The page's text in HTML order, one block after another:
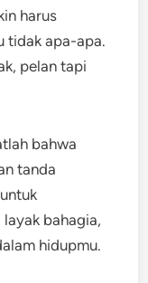
harus
tidak apa-apa.
pelan tapi
bahwa
tanda
bahagia,
hidupmu.